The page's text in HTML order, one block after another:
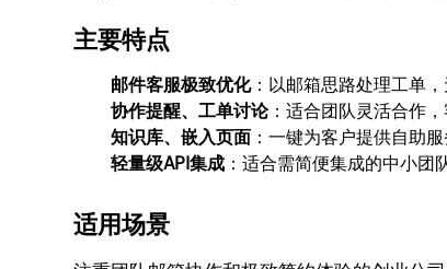
主要特点
邮件客服极致优化：以邮箱思路处理工单，
协作提醒、工单讨论：适合团队灵活合作，
知识库、嵌入页面 ：一键为客户提供自助
轻量级API集成 ：适合需简便集成的中小团
适用场景